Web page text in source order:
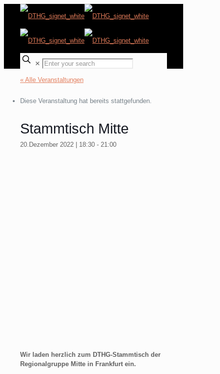
✕
« Alle Veranstaltungen
Diese Veranstaltung hat bereits stattgefunden.
Stammtisch Mitte
20.Dezember 2022 | 18:30 - 21:00
Wir laden herzlich zum DTHG-Stammtisch der
Regionalgruppe Mitte in Frankfurt ein.